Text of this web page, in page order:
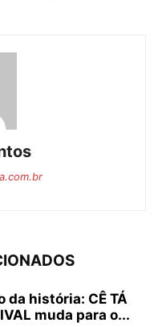
da história: CÊ TÁ
muda para o...